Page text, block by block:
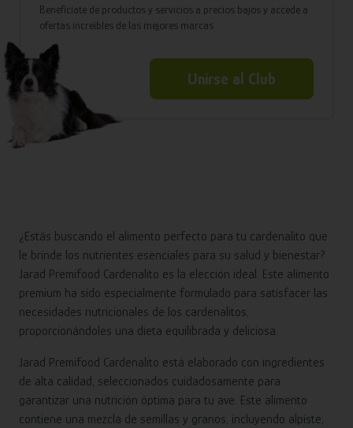
Benefíciate de productos y servicios a precios bajos y accede a
ofertas increíbles de las mejores marcas
Unirse al Club
¿Estás buscando el alimento perfecto para tu cardenalito que
le brinde los nutrientes esenciales para su salud y bienestar?
Jarad Premifood Cardenalito es la elección ideal. Este alimento
premium ha sido especialmente formulado para satisfacer las
necesidades nutricionales de los cardenalitos,
proporcionándoles una dieta equilibrada y deliciosa.
Jarad Premifood Cardenalito está elaborado con ingredientes
de alta calidad, seleccionados cuidadosamente para
garantizar una nutrición óptima para tu ave. Este alimento
contiene una mezcla de semillas y granos, incluyendo alpiste,